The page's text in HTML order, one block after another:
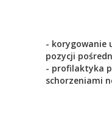
- korygowanie
pozycji
- profilaktyka
schorzeniami